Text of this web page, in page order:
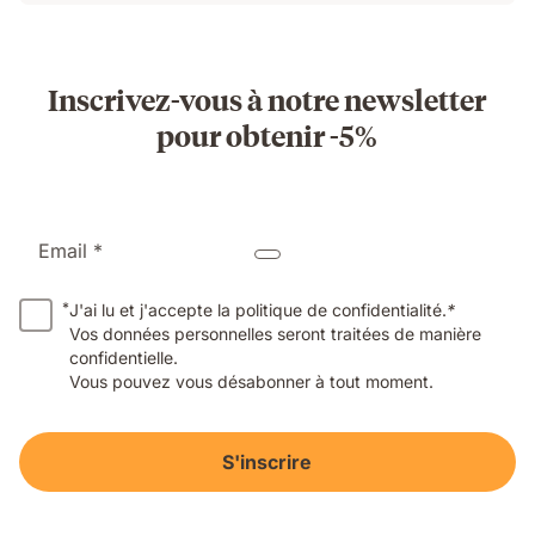
Inscrivez-vous à notre newsletter
pour obtenir -5%
Email *
*J'ai lu et j'accepte la politique de confidentialité.*
Vos données personnelles seront traitées de manière
confidentielle.
Vous pouvez vous désabonner à tout moment.
S'inscrire